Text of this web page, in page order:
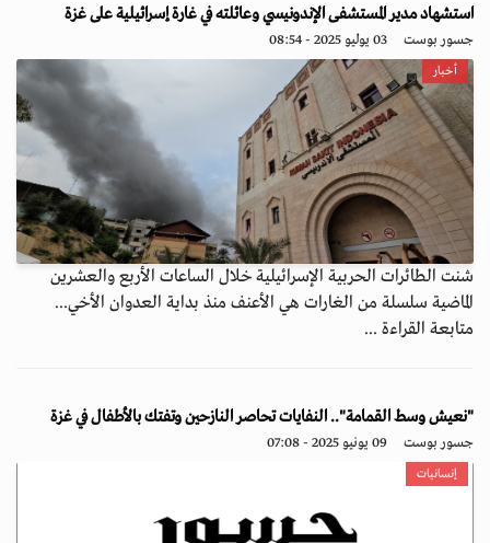
استشهاد مدير المستشفى الإندونيسي وعائلته في غارة إسرائيلية على غزة
جسور بوست 03 يوليو 2025 - 08:54
أخبار
شنت الطائرات الحربية الإسرائيلية خلال الساعات الأربع والعشرين
الماضية سلسلة من الغارات هي الأعنف منذ بداية العدوان الأخي...
متابعة القراءة ...
"نعيش وسط القمامة".. النفايات تحاصر النازحين وتفتك بالأطفال في غزة
جسور بوست 09 يونيو 2025 - 07:08
إنسانيات